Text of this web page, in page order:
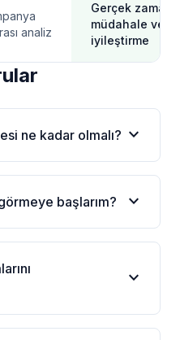
analiz
Gerçek zamanlı
müdahale ve
iyileştirme
ne kadar olmalı? expand_more
başlarım? expand_more
expand_more